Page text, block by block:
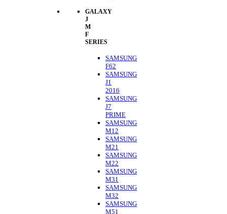
GALAXY
J
M
F
SERIES
SAMSUNG
F62
SAMSUNG
J1
2016
SAMSUNG
J7
PRIME
SAMSUNG
M12
SAMSUNG
M21
SAMSUNG
M22
SAMSUNG
M31
SAMSUNG
M32
SAMSUNG
M51